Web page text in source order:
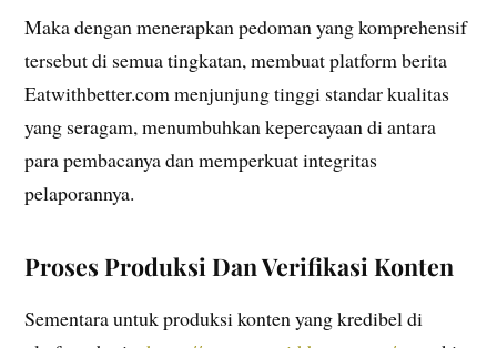
Maka dengan menerapkan pedoman yang komprehensif
tersebut di semua tingkatan, membuat platform berita
Eatwithbetter.com menjunjung tinggi standar kualitas
yang seragam, menumbuhkan kepercayaan di antara
para pembacanya dan memperkuat integritas
pelaporannya.
Proses Produksi Dan Verifikasi Konten
Sementara untuk produksi konten yang kredibel di